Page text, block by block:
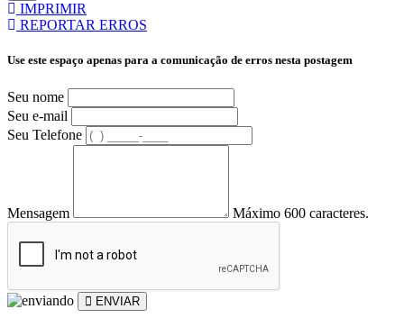
IMPRIMIR
REPORTAR ERROS
Use este espaço apenas para a comunicação de erros nesta postagem
Seu nome
Seu e-mail
Seu Telefone
Mensagem Máximo 600 caracteres.
ENVIAR